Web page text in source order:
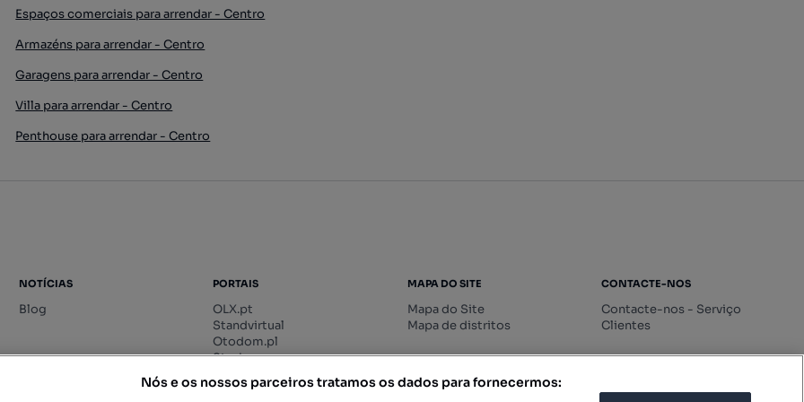
Espaços comerciais para arrendar - Centro
Armazéns para arrendar - Centro
Garagens para arrendar - Centro
Villa para arrendar - Centro
Penthouse para arrendar - Centro
NOTÍCIAS
Blog
PORTAIS
OLX.pt
Standvirtual
Otodom.pl
Storia.ro
MAPA DO SITE
Mapa do Site
Mapa de distritos
CONTACTE-NOS
Contacte-nos - Serviço
Clientes
Nós e os nossos parceiros tratamos os dados para fornecermos: